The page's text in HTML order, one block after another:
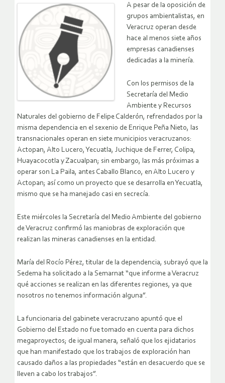
A pesar de la oposición de
grupos ambientalistas, en
Veracruz operan desde
hace al menos siete años
empresas canadienses
dedicadas a la minería.
Con los permisos de la
Secretaría del Medio
Ambiente y Recursos
Naturales del gobierno de Felipe Calderón, refrendados por la
misma dependencia en el sexenio de Enrique Peña Nieto, las
transnacionales operan en siete municipios veracruzanos:
Actopan, Alto Lucero, Yecuatla, Juchique de Ferrer, Colipa,
Huayacocotla y Zacualpan; sin embargo, las más próximas a
operar son La Paila, antes Caballo Blanco, en Alto Lucero y
Actopan; así como un proyecto que se desarrolla en Yecuatla,
mismo que se ha manejado casi en secrecía.
Este miércoles la Secretaría del Medio Ambiente del gobierno
de Veracruz confirmó las maniobras de exploración que
realizan las mineras canadienses en la entidad.
María del Rocío Pérez, titular de la dependencia, subrayó que la
Sedema ha solicitado a la Semarnat “que informe a Veracruz
qué acciones se realizan en las diferentes regiones, ya que
nosotros no tenemos información alguna”.
La funcionaria del gabinete veracruzano apuntó que el
Gobierno del Estado no fue tomado en cuenta para dichos
megaproyectos; de igual manera, señaló que los ejidatarios
que han manifestado que los trabajos de exploración han
causado daños a las propiedades “están en desacuerdo que se
lleven a cabo los trabajos”.